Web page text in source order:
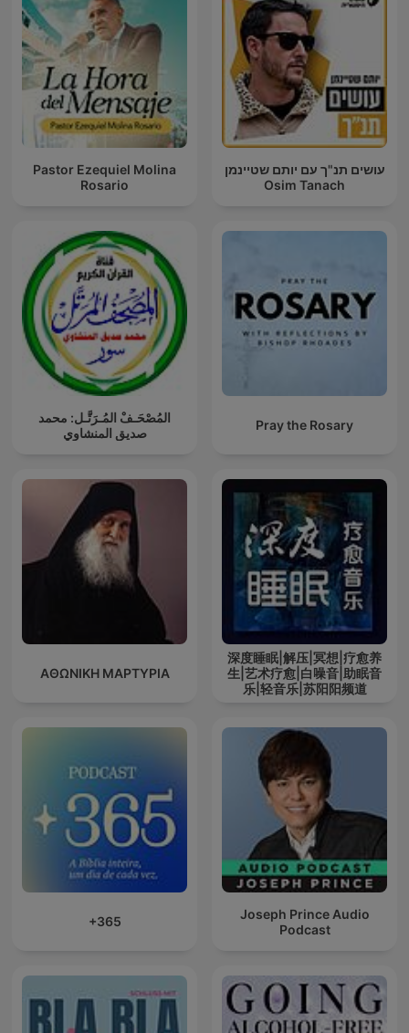
Pastor Ezequiel Molina
Rosario
עושים תנ"ך עם יותם שטיינמן
Osim Tanach
المُصْحَـفْ المُـرَتَّـل: محمد
صديق المنشاوي
Pray the Rosary
ΑΘΩΝΙΚΗ ΜΑΡΤΥΡΙΑ
深度睡眠|解压|冥想|疗愈养
生|艺术疗愈|白噪音|助眠音
乐|轻音乐|苏阳阳频道
+365
Joseph Prince Audio
Podcast